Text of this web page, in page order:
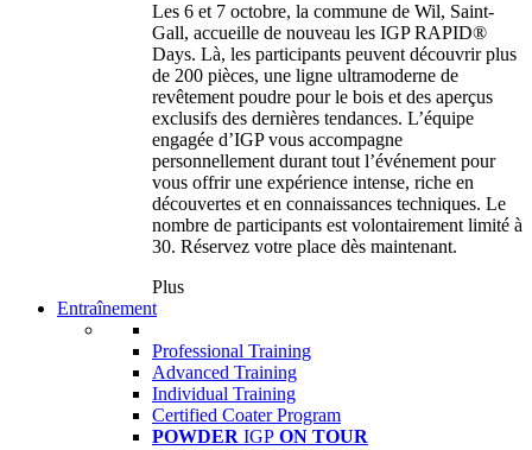
Les 6 et 7 octobre, la commune de Wil, Saint-
Gall, accueille de nouveau les IGP RAPID®
Days. Là, les participants peuvent découvrir plus
de 200 pièces, une ligne ultramoderne de
revêtement poudre pour le bois et des aperçus
exclusifs des dernières tendances. L’équipe
engagée d’IGP vous accompagne
personnellement durant tout l’événement pour
vous offrir une expérience intense, riche en
découvertes et en connaissances techniques. Le
nombre de participants est volontairement limité à
30. Réservez votre place dès maintenant.
Plus
Entraînement
Professional Training
Advanced Training
Individual Training
Certified Coater Program
POWDER IGP ON TOUR